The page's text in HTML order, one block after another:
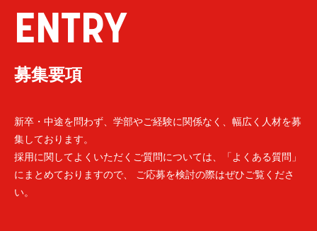
ENTRY
募集要項
新卒・中途を問わず、学部やご経験に関係なく、幅広く人材を募
集しております。
採用に関してよくいただくご質問については、「よくある質問」
にまとめておりますので、 ご応募を検討の際はぜひご覧くださ
い。